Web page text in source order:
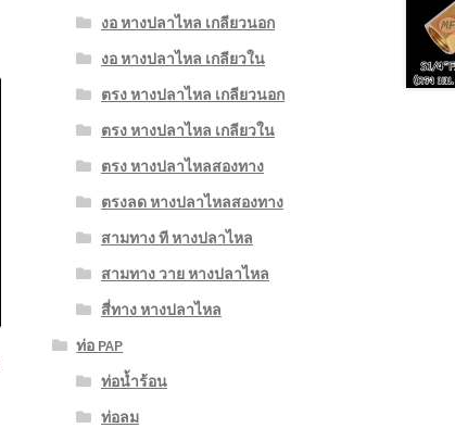
งอ หางปลาไหล เกลียวนอก
งอ หางปลาไหล เกลียวใน
ตรง หางปลาไหล เกลียวนอก
ตรง หางปลาไหล เกลียวใน
ตรง หางปลาไหลสองทาง
ตรงลด หางปลาไหลสองทาง
สามทาง ที หางปลาไหล
สามทาง วาย หางปลาไหล
สี่ทาง หางปลาไหล
ท่อ PAP
ท่อน้ำร้อน
ท่อลม